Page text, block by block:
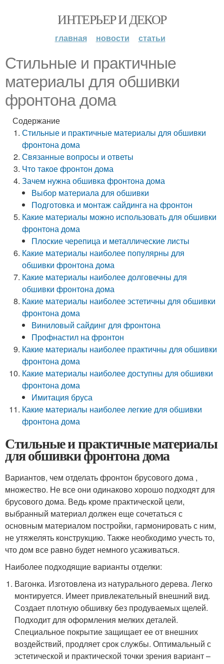
ИНТЕРЬЕР И ДЕКОР
главная новости статьи
Стильные и практичные
материалы для обшивки
фронтона дома
Содержание
Стильные и практичные материалы для обшивки
фронтона дома
Связанные вопросы и ответы
Что такое фронтон дома
Зачем нужна обшивка фронтона дома
Выбор материала для обшивки
Подготовка и монтаж сайдинга на фронтон
Какие материалы можно использовать для обшивки
фронтона дома
Плоские черепица и металлические листы
Какие материалы наиболее популярны для
обшивки фронтона дома
Какие материалы наиболее долговечны для
обшивки фронтона дома
Какие материалы наиболее эстетичны для обшивки
фронтона дома
Виниловый сайдинг для фронтона
Профнастил на фронтон
Какие материалы наиболее практичны для обшивки
фронтона дома
Какие материалы наиболее доступны для обшивки
фронтона дома
Имитация бруса
Какие материалы наиболее легкие для обшивки
фронтона дома
Стильные и практичные материалы
для обшивки фронтона дома
Вариантов, чем отделать фронтон брусового дома ,
множество. Не все они одинаково хорошо подходят для
брусового дома. Ведь кроме практической цели,
выбранный материал должен еще сочетаться с
основным материалом постройки, гармонировать с ним,
не утяжелять конструкцию. Также необходимо учесть то,
что дом все равно будет немного усаживаться.
Наиболее подходящие варианты отделки:
Вагонка. Изготовлена из натурального дерева. Легко
монтируется. Имеет привлекательный внешний вид.
Создает плотную обшивку без продуваемых щелей.
Подходит для оформления мелких деталей.
Специальное покрытие защищает ее от внешних
воздействий, продляет срок службы. Оптимальный с
эстетической и практической точки зрения вариант –